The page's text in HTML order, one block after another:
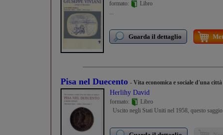
formato:
Libro
...
Guarda il dettaglio
Pisa nel Duecento - Vita economica e sociale d'una
Herlihy David
formato:
Libro
Uscito negli Stati Uniti nel 1958, questo